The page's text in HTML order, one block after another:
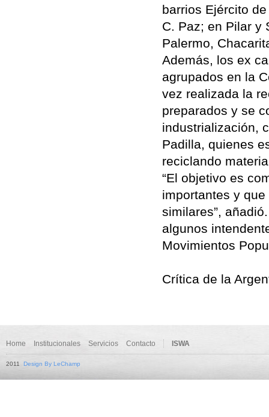
barrios Ejército
C. Paz; en Pilar y
Palermo,
Además, los ex
agrupados en la
vez realizada la
preparados y se
industrialización,
Padilla, quienes
reciclando
“El objetivo es
importantes y
similares”,
algunos
Movimientos
Crítica de la
Home Institucionales Servicios Contacto ISWA
2011 Design By LeChamp